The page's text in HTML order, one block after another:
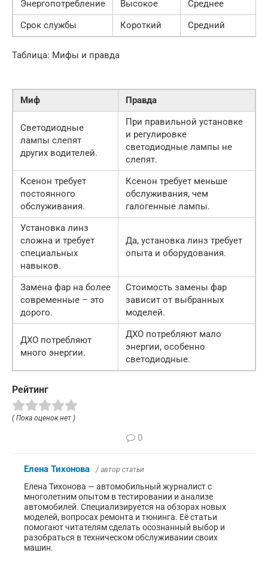
Энергопотребление
Высокое Среднее
Срок службы
Короткий Средний
Таблица: Мифы и правда
Миф Правда
Светодиодные
лампы слепят
других водителей.
При правильной установке
и регулировке
светодиодные лампы не
слепят.
Ксенон требует
постоянного
обслуживания.
Ксенон требует меньше
обслуживания, чем
галогенные лампы.
Установка линз
сложна и требует
специальных
навыков.
Да, установка линз требует
опыта и оборудования.
Замена фар на более
современные – это
дорого.
Стоимость замены фар
зависит от выбранных
моделей.
ДХО потребляют
много энергии.
ДХО потребляют мало
энергии, особенно
светодиодные.
Рейтинг
( Пока оценок нет )
0
Елена Тихонова / автор статьи
Елена Тихонова — автомобильный журналист с
многолетним опытом в тестировании и анализе
автомобилей. Специализируется на обзорах новых
моделей, вопросах ремонта и тюнинга. Её статьи
помогают читателям сделать осознанный выбор и
разобраться в техническом обслуживании своих
машин.